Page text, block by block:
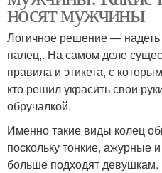
носят мужчины
Логичное решение ― надеть
палец,. На самом деле
правила и этикета, с
кто решил украсить свои
обручалкой.
Именно такие виды колец
поскольку тонкие, ажурные
больше подходят девушкам.